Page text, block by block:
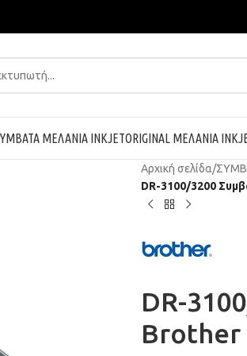
ΜΕΛΑΝΙΑ INKJETORIGINAL ΜΕΛΑΝΙΑ
Αρχική σελίδα/
DR-3100/3200
DR-
Brother